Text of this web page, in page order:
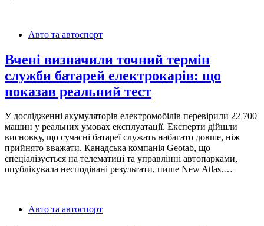
Авто та автоспорт
Вчені визначили точний термін
служби батарей електрокарів: що
показав реальний тест
У дослідженні акумуляторів електромобілів перевірили 22 700
машин у реальних умовах експлуатації. Експерти дійшли
висновку, що сучасні батареї служать набагато довше, ніж
прийнято вважати. Канадська компанія Geotab, що
спеціалізується на телематиці та управлінні автопарками,
опублікувала несподівані результати, пише New Atlas.…
Авто та автоспорт